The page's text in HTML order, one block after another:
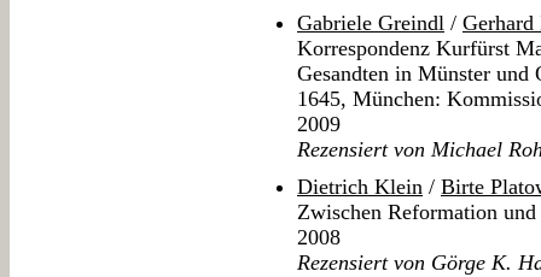
Gabriele Greindl /
Korrespondenz Kurfürst
Gesandten in Münster und
1645, München:
2009
Rezensiert von Michael
Dietrich Klein / Birte
Zwischen Reformation
2008
Rezensiert von Görge K.